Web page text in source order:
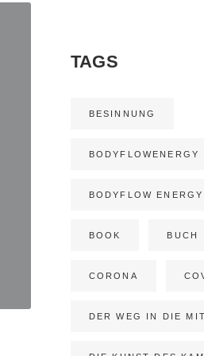
TAGS
BESINNUNG
BODYFLOWENERGY
BODYFLOW ENERGY
BOOK BUCH
CORONA
DER WEG IN DIE